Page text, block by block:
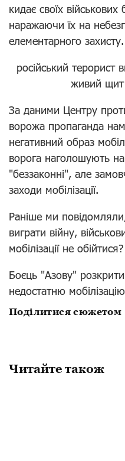
кидає своїх
наражаючи їх на
елементарного захисту.
російський терорист
живий щит
За даними Центру
ворожа пропаганда
негативний образ
ворога наголошують на
"беззаконні", але
заходи мобілізації.
Раніше ми
виграти війну,
мобілізації не обійтися?
Боєць "Азову"
недостатню
Поділитися сюжетом
Читайте також